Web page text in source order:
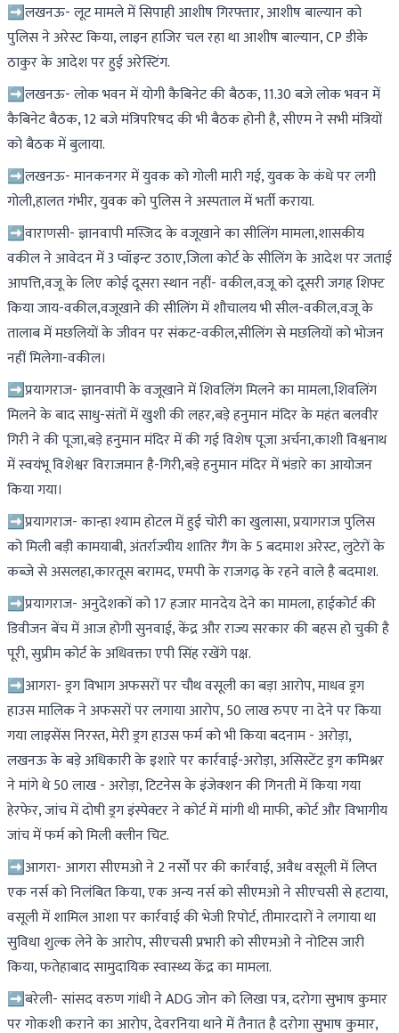
➡लखनऊ- लूट मामले में सिपाही आशीष गिरफ्तार, आशीष बाल्यान को
पुलिस ने अरेस्ट किया, लाइन हाजिर चल रहा था आशीष बाल्यान, CP डीके
ठाकुर के आदेश पर हुई अरेस्टिंग.
➡लखनऊ- लोक भवन में योगी कैबिनेट की बैठक, 11.30 बजे लोक भवन में
कैबिनेट बैठक, 12 बजे मंत्रिपरिषद की भी बैठक होनी है, सीएम ने सभी मंत्रियों
को बैठक में बुलाया.
➡लखनऊ- मानकनगर में युवक को गोली मारी गई, युवक के कंधे पर लगी
गोली,हालत गंभीर, युवक को पुलिस ने अस्पताल में भर्ती कराया.
➡वाराणसी- ज्ञानवापी मस्जिद के वजूखाने का सीलिंग मामला,शासकीय
वकील ने आवेदन में 3 प्वॉइन्ट उठाए,जिला कोर्ट के सीलिंग के आदेश पर जताई
आपत्ति,वजू के लिए कोई दूसरा स्थान नहीं- वकील,वजू को दूसरी जगह शिफ्ट
किया जाय-वकील,वजूखाने की सीलिंग में शौचालय भी सील-वकील,वजू के
तालाब में मछलियों के जीवन पर संकट-वकील,सीलिंग से मछलियों को भोजन
नहीं मिलेगा-वकील।
➡प्रयागराज- ज्ञानवापी के वजूखाने में शिवलिंग मिलने का मामला,शिवलिंग
मिलने के बाद साधु-संतों में खुशी की लहर,बड़े हनुमान मंदिर के महंत बलवीर
गिरी ने की पूजा,बड़े हनुमान मंदिर में की गई विशेष पूजा अर्चना,काशी विश्वनाथ
में स्वयंभू विशेश्वर विराजमान है-गिरी,बड़े हनुमान मंदिर में भंडारे का आयोजन
किया गया।
➡प्रयागराज- कान्हा श्याम होटल में हुई चोरी का खुलासा, प्रयागराज पुलिस
को मिली बड़ी कामयाबी, अंतर्राज्यीय शातिर गैंग के 5 बदमाश अरेस्ट, लुटेरों के
कब्जे से असलहा,कारतूस बरामद, एमपी के राजगढ़ के रहने वाले है बदमाश.
➡प्रयागराज- अनुदेशकों को 17 हजार मानदेय देने का मामला, हाईकोर्ट की
डिवीजन बेंच में आज होगी सुनवाई, केंद्र और राज्य सरकार की बहस हो चुकी है
पूरी, सुप्रीम कोर्ट के अधिवक्ता एपी सिंह रखेंगे पक्ष.
➡आगरा- ड्रग विभाग अफसरों पर चौथ वसूली का बड़ा आरोप, माधव ड्रग
हाउस मालिक ने अफसरों पर लगाया आरोप, 50 लाख रुपए ना देने पर किया
गया लाइसेंस निरस्त, मेरी ड्रग हाउस फर्म को भी किया बदनाम - अरोड़ा,
लखनऊ के बड़े अधिकारी के इशारे पर कार्रवाई-अरोड़ा, असिस्टेंट ड्रग कमिश्नर
ने मांगे थे 50 लाख - अरोड़ा, टिटनेस के इंजेक्शन की गिनती में किया गया
हेरफेर, जांच में दोषी ड्रग इंस्पेक्टर ने कोर्ट में मांगी थी माफी, कोर्ट और विभागीय
जांच में फर्म को मिली क्लीन चिट.
➡आगरा- आगरा सीएमओ ने 2 नर्सों पर की कार्रवाई, अवैध वसूली में लिप्त
एक नर्स को निलंबित किया, एक अन्य नर्स को सीएमओ ने सीएचसी से हटाया,
वसूली में शामिल आशा पर कार्रवाई की भेजी रिपोर्ट, तीमारदारों ने लगाया था
सुविधा शुल्क लेने के आरोप, सीएचसी प्रभारी को सीएमओ ने नोटिस जारी
किया, फतेहाबाद सामुदायिक स्वास्थ्य केंद्र का मामला.
➡बरेली- सांसद वरुण गांधी ने ADG जोन को लिखा पत्र, दरोगा सुभाष कुमार
पर गोकशी कराने का आरोप, देवरनिया थाने में तैनात है दरोगा सुभाष कुमार,